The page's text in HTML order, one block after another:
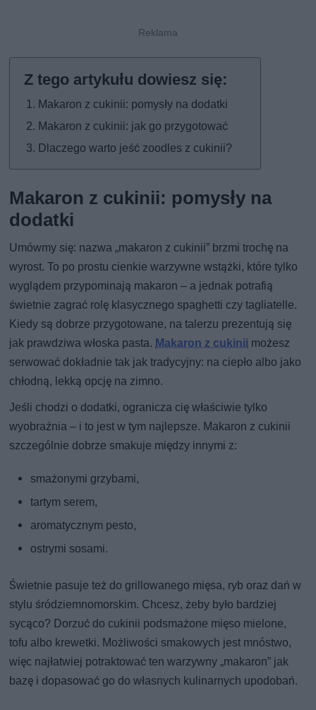
Makaron z cukinii: pomysły na dodatki
Makaron z cukinii: jak go przygotować
Dlaczego warto jeść zoodles z cukinii?
Makaron z cukinii: pomysły na
dodatki
Umówmy się: nazwa „makaron z cukinii” brzmi trochę na
wyrost. To po prostu cienkie warzywne wstążki, które tylko
wyglądem przypominają makaron – a jednak potrafią
świetnie zagrać rolę klasycznego spaghetti czy tagliatelle.
Kiedy są dobrze przygotowane, na talerzu prezentują się
jak prawdziwa włoska pasta. Makaron z cukinii możesz
serwować dokładnie tak jak tradycyjny: na ciepło albo jako
chłodną, lekką opcję na zimno.
Jeśli chodzi o dodatki, ogranicza cię właściwie tylko
wyobraźnia – i to jest w tym najlepsze. Makaron z cukinii
szczególnie dobrze smakuje między innymi z:
smażonymi grzybami,
tartym serem,
aromatycznym pesto,
ostrymi sosami.
Świetnie pasuje też do grillowanego mięsa, ryb oraz dań w
stylu śródziemnomorskim. Chcesz, żeby było bardziej
sycąco? Dorzuć do cukinii podsmażone mięso mielone,
tofu albo krewetki. Możliwości smakowych jest mnóstwo,
więc najłatwiej potraktować ten warzywny „makaron” jak
bazę i dopasować go do własnych kulinarnych upodobań.